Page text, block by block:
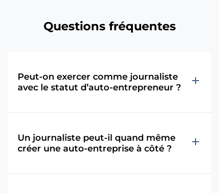
Questions fréquentes
Peut-on exercer comme journaliste
avec le statut d’auto-entrepreneur ?
add
Un journaliste peut-il quand même
créer une auto-entreprise à côté ?
add